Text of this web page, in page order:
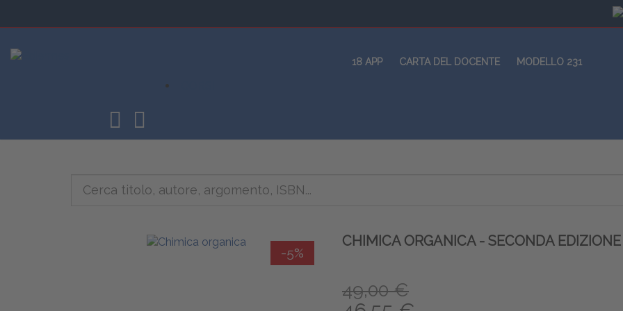
18 APP CARTA DEL DOCENTE MODELLO 231
-5%
CHIMICA ORGANICA - SECONDA EDIZIONE
49,00 €